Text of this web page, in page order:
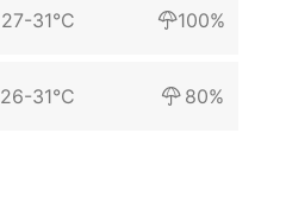
27-31°C 100%
26-31°C 80%